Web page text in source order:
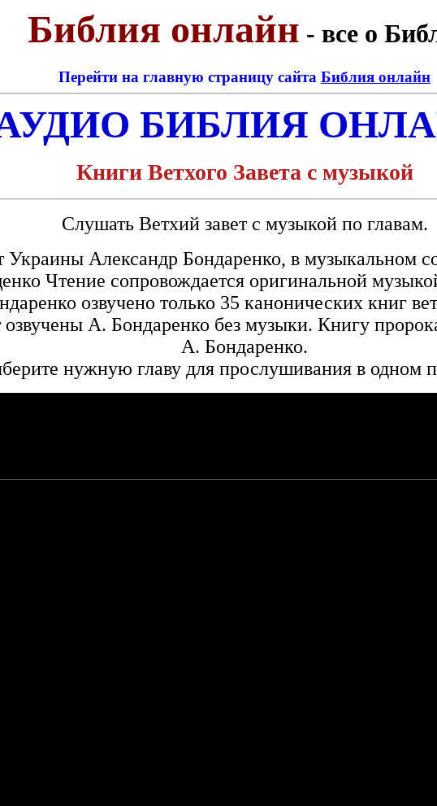
Библия онлайн - все о
Перейти на главную страницу сайта Библия онлайн
БИБЛИЯ
Книги Ветхого Завета с музыкой
Слушать Ветхий завет с музыкой по главам.
Украины Александр Бондаренко, в музыкальном
Чтение сопровождается оригинальной
озвучено только 35 канонических книг
А. Бондаренко без музыки. Книгу
А. Бондаренко.
нужную главу для прослушивания в одном